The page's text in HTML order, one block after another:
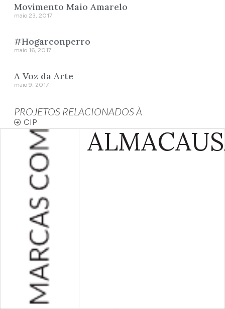
Movimento Maio Amarelo
maio 23, 2017
#Hogarconperro
maio 16, 2017
A Voz da Arte
maio 9, 2017
PROJETOS RELACIONADOS À
CIP
ALMA